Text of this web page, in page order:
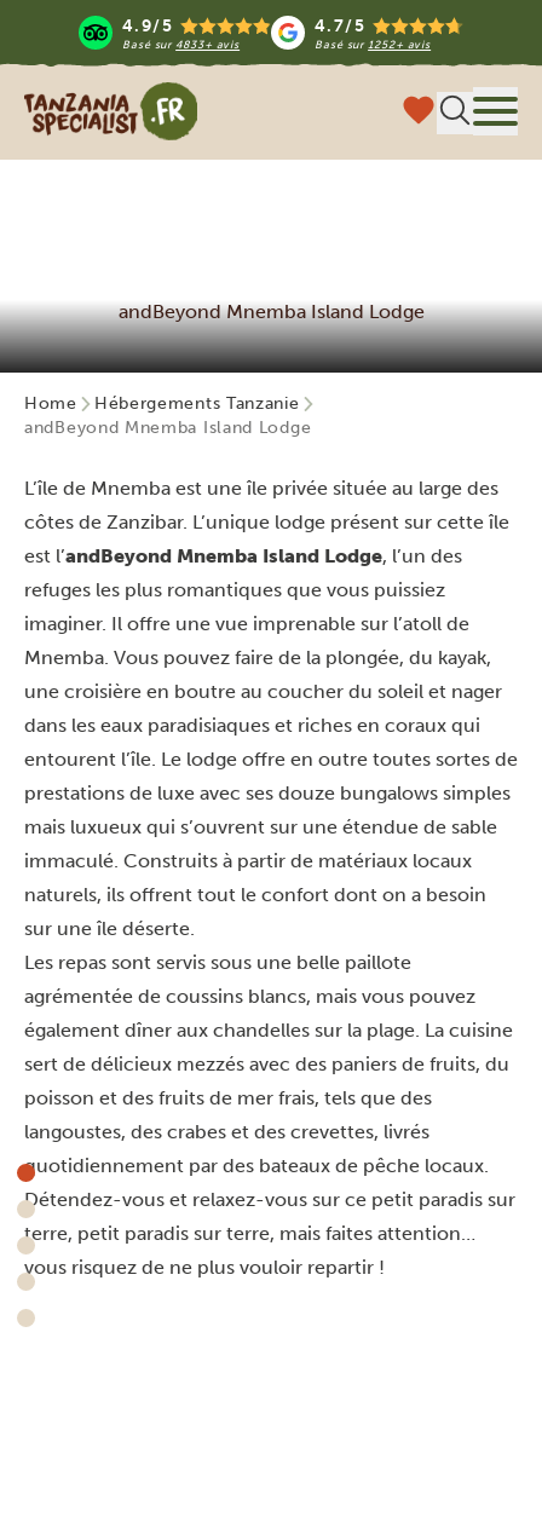
4.9/5
Basé sur 4833+ avis
4.7/5
Basé sur1252+ avis
Tanzania Specialist
andBeyond Mnemba Island Lodge
Home
Hébergements Tanzanie
andBeyond Mnemba Island Lodge
L’île de Mnemba est une île privée située au large des
côtes de Zanzibar. L’unique lodge présent sur cette île
est l’andBeyond Mnemba Island Lodge, l’un des
refuges les plus romantiques que vous puissiez
imaginer. Il offre une vue imprenable sur l’atoll de
Mnemba. Vous pouvez faire de la plongée, du kayak,
une croisière en boutre au coucher du soleil et nager
dans les eaux paradisiaques et riches en coraux qui
entourent l’île. Le lodge offre en outre toutes sortes de
prestations de luxe avec ses douze bungalows simples
mais luxueux qui s’ouvrent sur une étendue de sable
immaculé. Construits à partir de matériaux locaux
naturels, ils offrent tout le confort dont on a besoin
sur une île déserte.
Les repas sont servis sous une belle paillote
agrémentée de coussins blancs, mais vous pouvez
également dîner aux chandelles sur la plage. La cuisine
sert de délicieux mezzés avec des paniers de fruits, du
poisson et des fruits de mer frais, tels que des
langoustes, des crabes et des crevettes, livrés
quotidiennement par des bateaux de pêche locaux.
Détendez-vous et relaxez-vous sur ce petit paradis sur
terre, petit paradis sur terre, mais faites attention…
vous risquez de ne plus vouloir repartir !